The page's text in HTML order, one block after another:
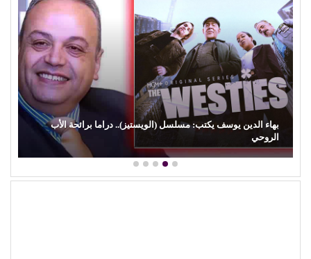
كمال زغلول يكتب: البنية الثقافية والإبداع الشعبي (29).. (السيرة
الهلالية) وآفة…